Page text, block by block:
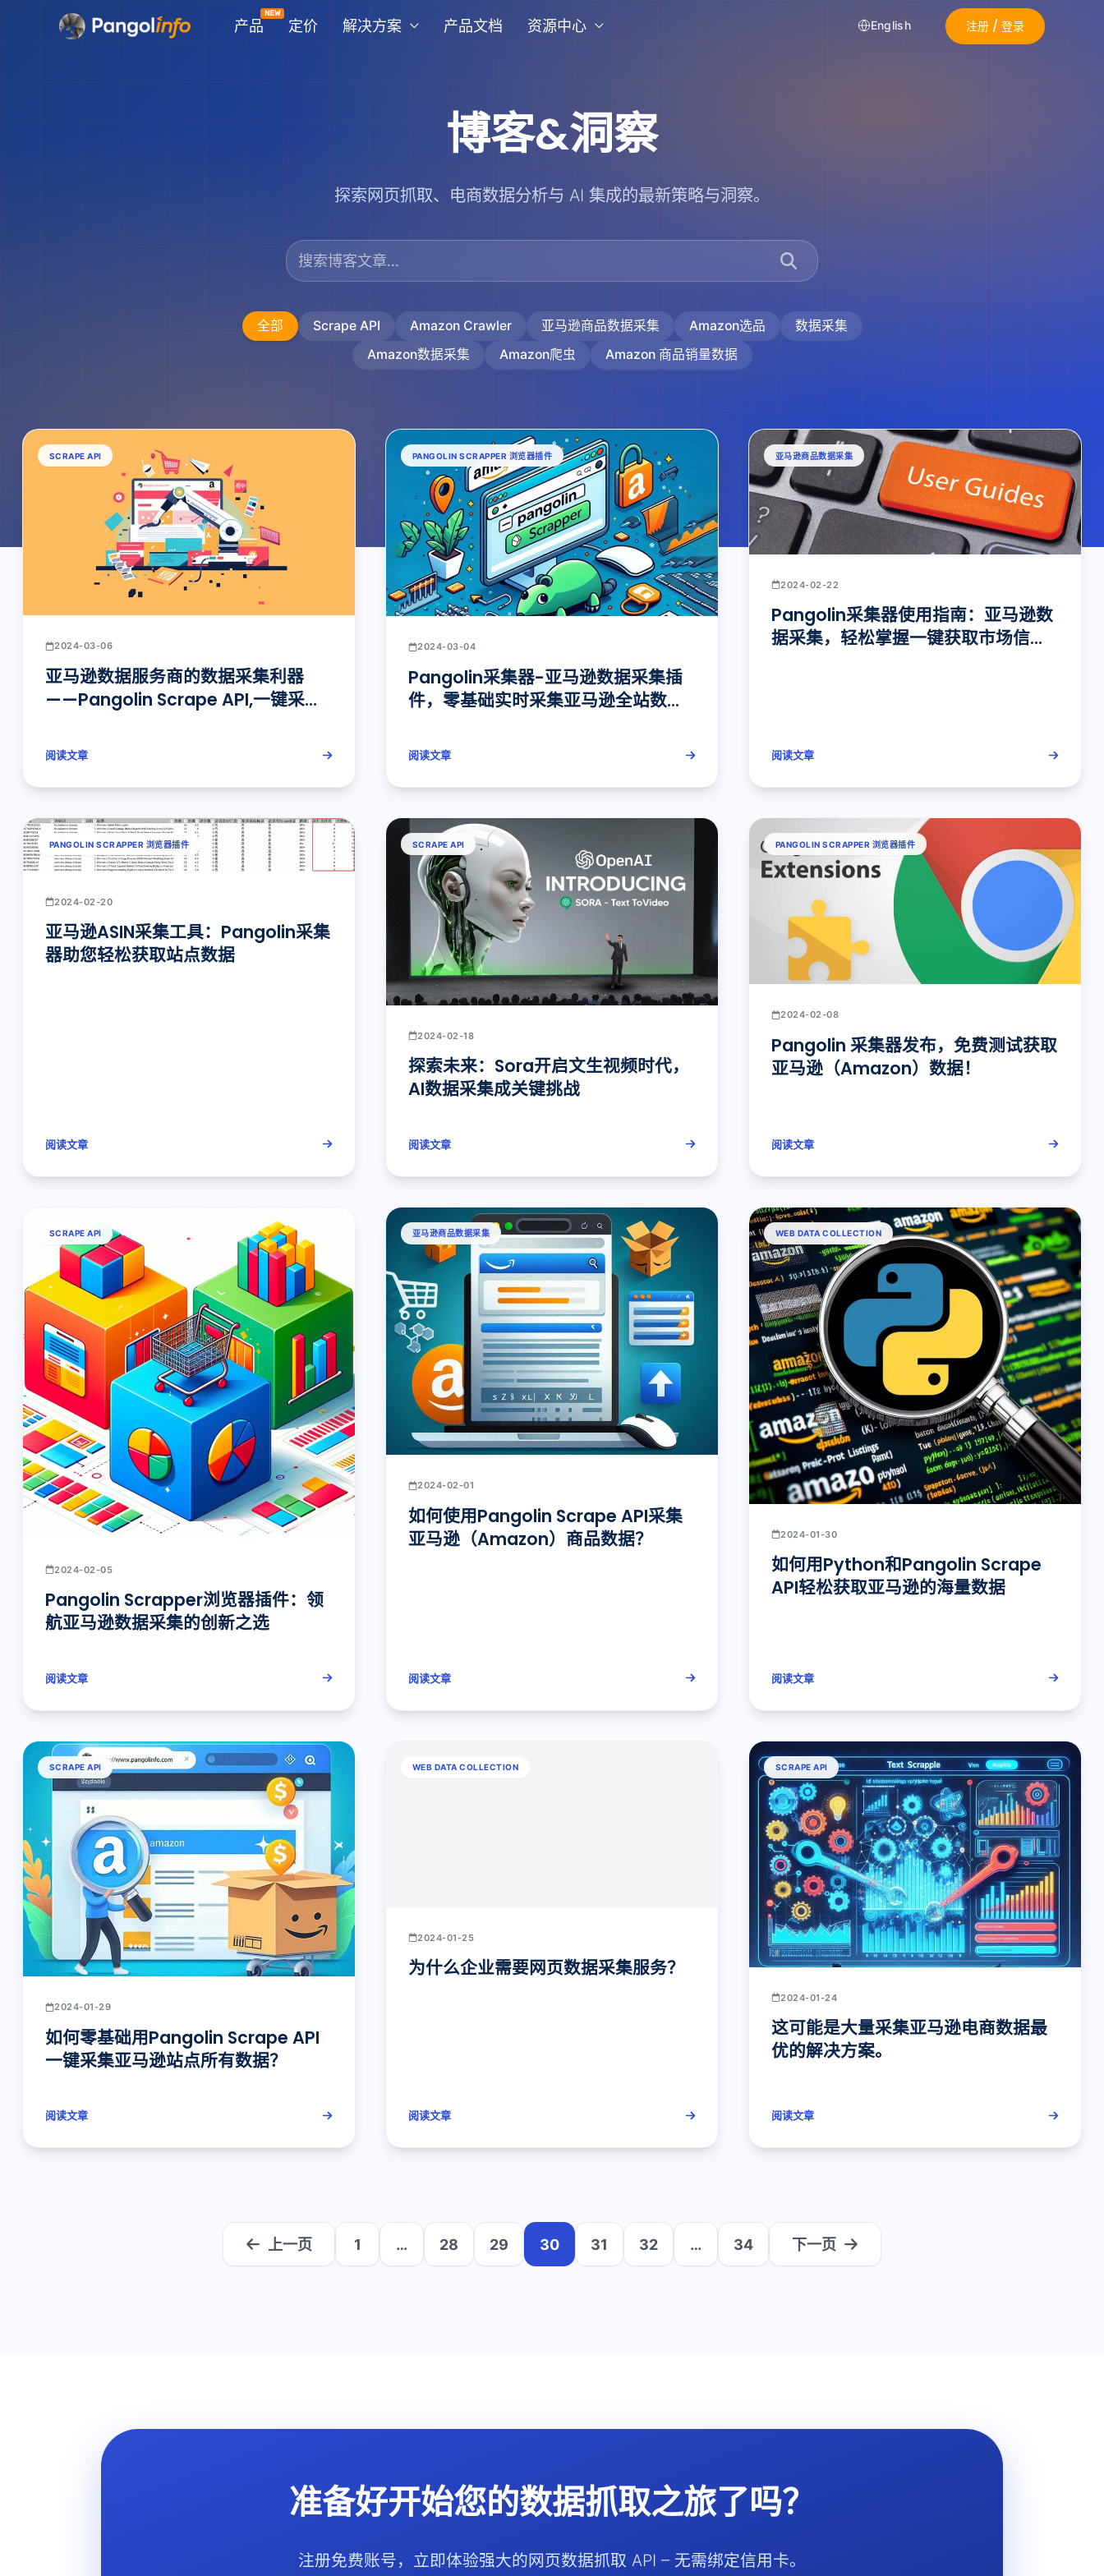
产品 定价 解决方案 产品文档 资源中心 English 注册 / 登录
博客&洞察
探索网页抓取、电商数据分析与 AI 集成的最新策略与洞察。
全部 Scrape API Amazon Crawler 亚马逊商品数据采集 Amazon选品
数据采集
Amazon数据采集
Amazon爬虫 Amazon 商品销量数据
SCRAPE API
2024-03-06
亚马逊数据服务商的数据采集利器
——Pangolin Scrape API,一键采集
阅读文章
PANGOLIN SCRAPPER 浏览器插件
2024-03-04
Pangolin采集器-亚马逊数据采集插
件，零基础实时采集亚马逊全站数
阅读文章
亚马逊商品数据采集
2024-02-22
Pangolin采集器使用指南：亚马逊数
据采集，轻松掌握一键获取市场信息
阅读文章
PANGOLIN SCRAPPER 浏览器插件
2024-02-20
亚马逊ASIN采集工具：Pangolin采集
器助您轻松获取站点数据
阅读文章
SCRAPE API
2024-02-18
探索未来：Sora开启文生视频时代，
AI数据采集成关键挑战
阅读文章
PANGOLIN SCRAPPER 浏览器插件
2024-02-08
Pangolin 采集器发布，免费测试获取
亚马逊（Amazon）数据！
阅读文章
SCRAPE API
2024-02-05
Pangolin Scrapper浏览器插件：领
航亚马逊数据采集的创新之选
阅读文章
亚马逊商品数据采集
2024-02-01
如何使用Pangolin Scrape API采集
亚马逊（Amazon）商品数据？
阅读文章
WEB DATA COLLECTION
2024-01-30
如何用Python和Pangolin Scrape
API轻松获取亚马逊的海量数据
阅读文章
SCRAPE API
2024-01-29
如何零基础用Pangolin Scrape API
一键采集亚马逊站点所有数据？
阅读文章
WEB DATA COLLECTION
2024-01-25
为什么企业需要网页数据采集服务？
阅读文章
SCRAPE API
2024-01-24
这可能是大量采集亚马逊电商数据最
优的解决方案。
阅读文章
上一页 1 … 28 29 30 31 32 … 34 下一页
准备好开始您的数据抓取之旅了吗？
注册免费账号，立即体验强大的网页数据抓取 API – 无需绑定信用卡。